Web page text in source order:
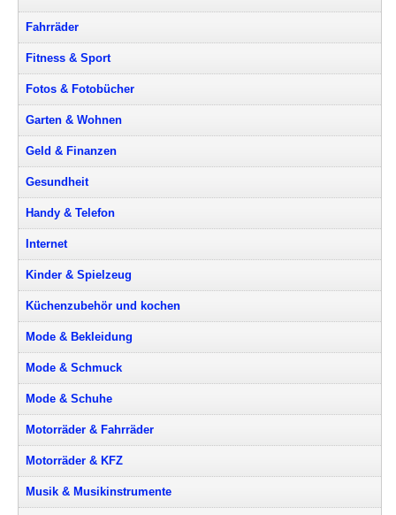
Fahrräder
Fitness & Sport
Fotos & Fotobücher
Garten & Wohnen
Geld & Finanzen
Gesundheit
Handy & Telefon
Internet
Kinder & Spielzeug
Küchenzubehör und kochen
Mode & Bekleidung
Mode & Schmuck
Mode & Schuhe
Motorräder & Fahrräder
Motorräder & KFZ
Musik & Musikinstrumente